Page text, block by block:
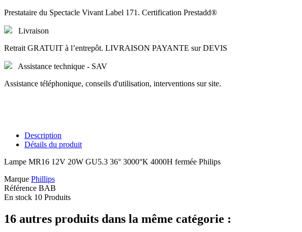
Prestataire du Spectacle Vivant Label 171. Certification Prestadd®
Livraison
Retrait GRATUIT à l’entrepôt. LIVRAISON PAYANTE sur DEVIS
Assistance technique - SAV
Assistance téléphonique, conseils d'utilisation, interventions sur site.
Description
Détails du produit
Lampe MR16 12V 20W GU5.3 36° 3000°K 4000H fermée Philips
Marque Phillips
Référence BAB
En stock 10 Produits
16 autres produits dans la même catégorie :